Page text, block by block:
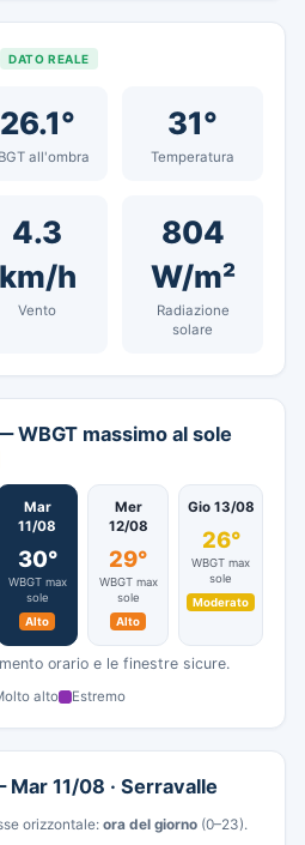
DATO REALE
26.1°
all'ombra
31°
Temperatura
4.3
km/h
Vento
804
W/m²
Radiazione
solare
WBGT massimo al sole
Mar
11/08
30°
WBGT max
sole
Alto
Mer
12/08
29°
WBGT max
sole
Alto
Gio 13/08
26°
WBGT max
sole
Moderato
orario e le finestre sicure.
alto Estremo
11/08 · Serravalle
orizzontale: ora del giorno (0–23).